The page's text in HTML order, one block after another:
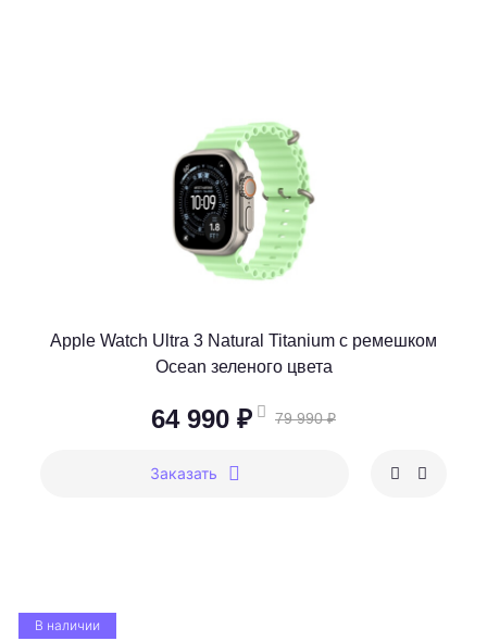
Apple Watch Ultra 3 Natural Titanium c ремешком
Ocean зеленого цвета
64 990 ₽ 79 990 ₽
Заказать
В наличии